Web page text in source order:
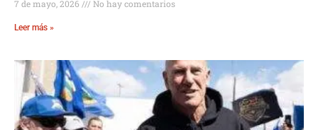
7 de mayo, 2026 No hay comentarios
Leer más »